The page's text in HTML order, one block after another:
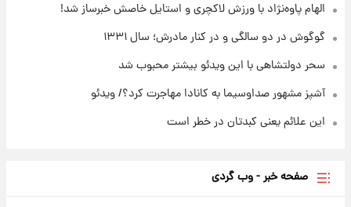
الهام پاوه‌نژاد با ورزش لاکچری و استایل خاصش خبرساز شد!
گوگوش در دو سالگی و در کنار مادرش؛ سال ۱۳۳۱
سحر دولتشاهی با این ویدئو بیشتر محبوب شد
آشپز مشهور صداوسیما به کانادا مهاجرت کرد؟/ ویدئو
این علائم یعنی کبدتان در خطر است
صفحه خبر - وب گردی